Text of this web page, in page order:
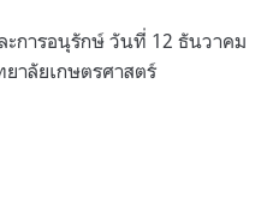
ะการอนุรักษ์ วันที่ 12 ธันวาคม
าลัยเกษตรศาสตร์